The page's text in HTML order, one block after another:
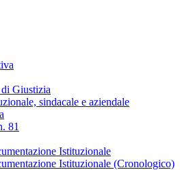
Giustizia
sindacale e aziendale
81
Istituzionale
Istituzionale (Cronologico)